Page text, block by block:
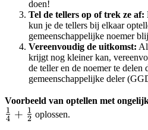
doen!
Tel de tellers op of trek ze af:
kun je de tellers bij elkaar
gemeenschappelijke noemer
Vereenvoudig de uitkomst:
krijgt nog kleiner kan,
de teller en de noemer te delen
gemeenschappelijke deler
Voorbeeld van optellen met
4
1 + 2
1 oplossen.